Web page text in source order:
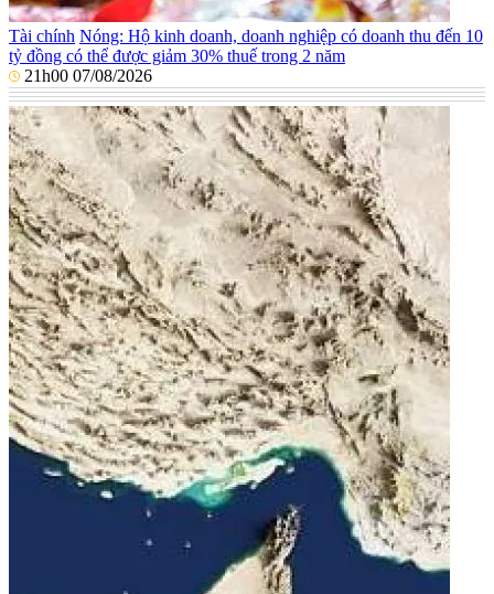
Tài chính Nóng: Hộ kinh doanh, doanh nghiệp có doanh thu đến 10
tỷ đồng có thể được giảm 30% thuế trong 2 năm
21h00 07/08/2026